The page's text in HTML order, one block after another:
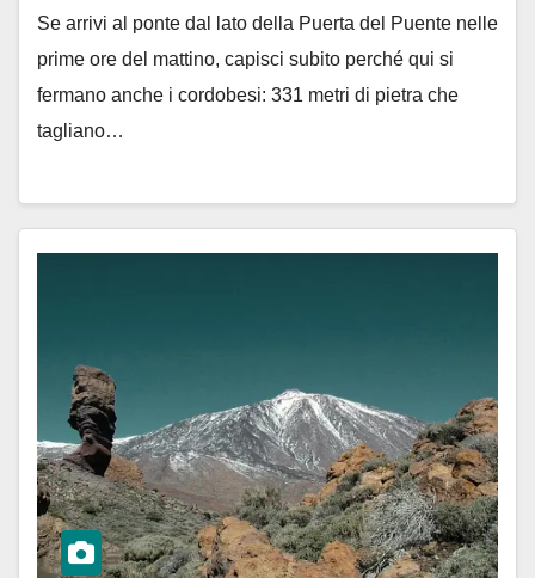
Se arrivi al ponte dal lato della Puerta del Puente nelle
prime ore del mattino, capisci subito perché qui si
fermano anche i cordobesi: 331 metri di pietra che
tagliano…